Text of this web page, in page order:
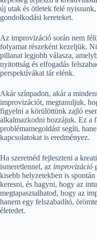
új utak és ötletek felé
gondolkodási kereteket.
Az improvizáció során nem
folyamat részeként kezeljük.
pillanat legjobb válasza,
nyitottság és elfogadás
perspektívákat tár elénk.
Akár színpadon, akár a
improvizációt, megtanuljuk,
figyelni a körülöttünk zajló
alkalmazkodni hozzájuk. Ez a
problémamegoldást segíti,
kapcsolatokat is eredményez.
Ha szeretnéd fejleszteni a
ismeretlennel, az improvizáció
kisebb helyzetekben is
keresni, és hagyni, hogy az
megtapasztalhatod, hogy az
hanem egy felszabadító,
életedet.